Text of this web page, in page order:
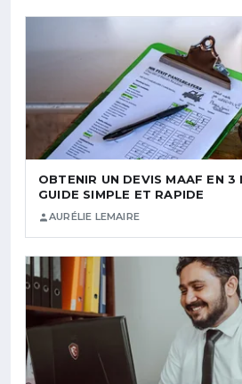
OBTENIR UN DEVIS MAAF EN 3
GUIDE SIMPLE ET RAPIDE
AURÉLIE LEMAIRE